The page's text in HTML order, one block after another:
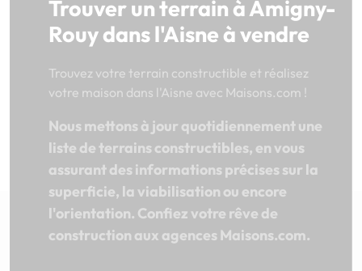
Trouver un terrain à Amigny-
Rouy dans l'Aisne à vendre
Trouvez votre terrain constructible et réalisez
votre maison dans l'Aisne avec Maisons.com !
Nous mettons à jour quotidiennement une
liste de terrains constructibles, en vous
assurant des informations précises sur la
superficie, la viabilisation ou encore
l'orientation. Confiez votre rêve de
construction aux agences Maisons.com.